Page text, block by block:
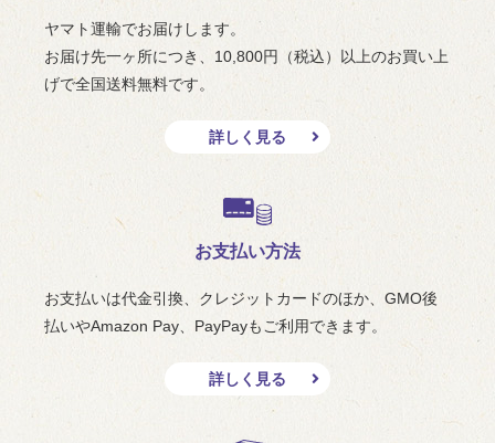
ヤマト運輸でお届けします。
お届け先一ヶ所につき、10,800円（税込）以上のお買い上
げで全国送料無料です。
詳しく見る
お支払い方法
お支払いは代金引換、クレジットカードのほか、GMO後
払いやAmazon Pay、PayPayもご利用できます。
詳しく見る